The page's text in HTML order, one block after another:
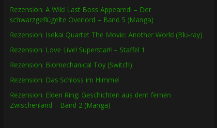
Rezension: A Wild Last Boss Appeared! – Der
schwarzgeflügelte Overlord – Band 5 (Manga)
Rezension: Isekai Quartet The Movie: Another World (Blu-ray)
Rezension: Love Live! Superstar!! – Staffel 1
Rezension: Biomechanical Toy (Switch)
Rezension: Das Schloss im Himmel
Rezension: Elden Ring: Geschichten aus dem fernen
Zwischenland – Band 2 (Manga)